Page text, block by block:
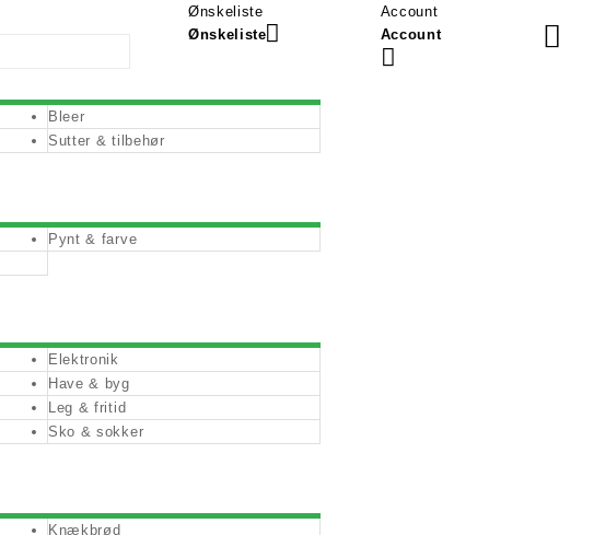
Ønskeliste
Ønskeliste
Account
Account
Bleer
Sutter & tilbehør
Pynt & farve
Elektronik
Have & byg
Leg & fritid
Sko & sokker
Knækbrød